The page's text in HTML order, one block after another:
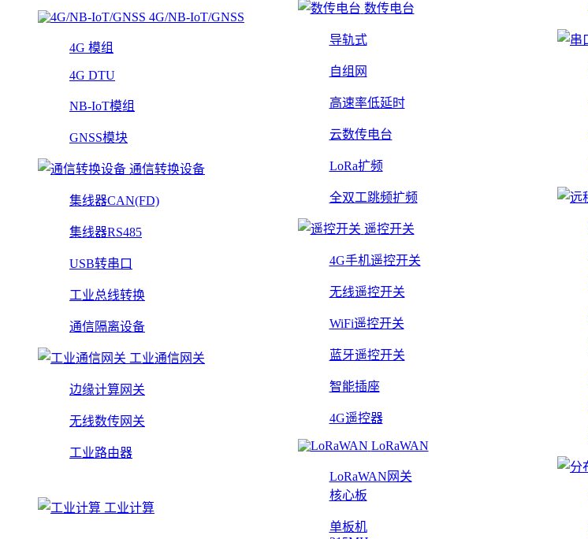
4G/NB-IoT/GNSS
4G 模组
4G DTU
NB-IoT模组
GNSS模块
通信转换设备
集线器CAN(FD)
集线器RS485
USB转串口
工业总线转换
通信隔离设备
工业通信网关
边缘计算网关
无线数传网关
工业路由器
数传电台
导轨式
自组网
高速率低延时
云数传电台
LoRa扩频
全双工跳频扩频
遥控开关
4G手机遥控开关
无线遥控开关
WiFi遥控开关
蓝牙遥控开关
智能插座
4G遥控器
LoRaWAN
LoRaWAN网关
工业计算
核心板
单板机